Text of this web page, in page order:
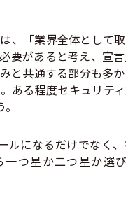
、「業界全体として取
要があると考え、宣
と共通する部分も多
ある程度セキュリテ
ルになるだけでなく
つ星か二つ星か選び